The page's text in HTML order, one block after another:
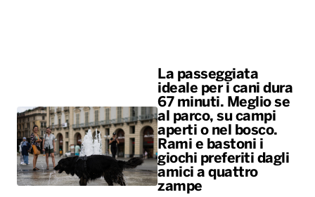
La passeggiata
ideale per i cani dura
67 minuti. Meglio se
al parco, su campi
aperti o nel bosco.
Rami e bastoni i
giochi preferiti dagli
amici a quattro
zampe